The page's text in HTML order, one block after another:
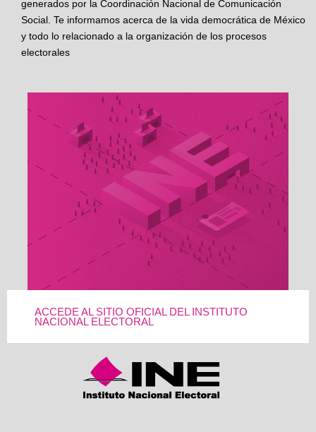
generados por la Coordinación Nacional de Comunicación
Social. Te informamos acerca de la vida democrática de México
y todo lo relacionado a la organización de los procesos
electorales
ACCEDE AL SITIO OFICIAL DEL INSTITUTO
NACIONAL ELECTORAL